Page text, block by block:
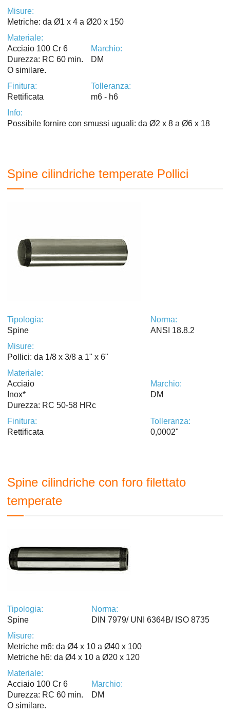
Misure:
Metriche: da Ø1 x 4 a Ø20 x 150
Materiale:
Acciaio 100 Cr 6
Durezza: RC 60 min.
O similare.
Marchio:
DM
Finitura:
Rettificata
Tolleranza:
m6 - h6
Info:
Possibile fornire con smussi uguali: da Ø2 x 8 a Ø6 x 18
Spine cilindriche temperate Pollici
Tipologia:
Spine
Norma:
ANSI 18.8.2
Misure:
Pollici: da 1/8 x 3/8 a 1" x 6"
Materiale:
Acciaio
Inox*
Durezza: RC 50-58 HRc
Marchio:
DM
Finitura:
Rettificata
Tolleranza:
0,0002"
Spine cilindriche con foro filettato
temperate
Tipologia:
Spine
Norma:
DIN 7979/ UNI 6364B/ ISO 8735
Misure:
Metriche m6: da Ø4 x 10 a Ø40 x 100
Metriche h6: da Ø4 x 10 a Ø20 x 120
Materiale:
Acciaio 100 Cr 6
Durezza: RC 60 min.
O similare.
Marchio:
DM